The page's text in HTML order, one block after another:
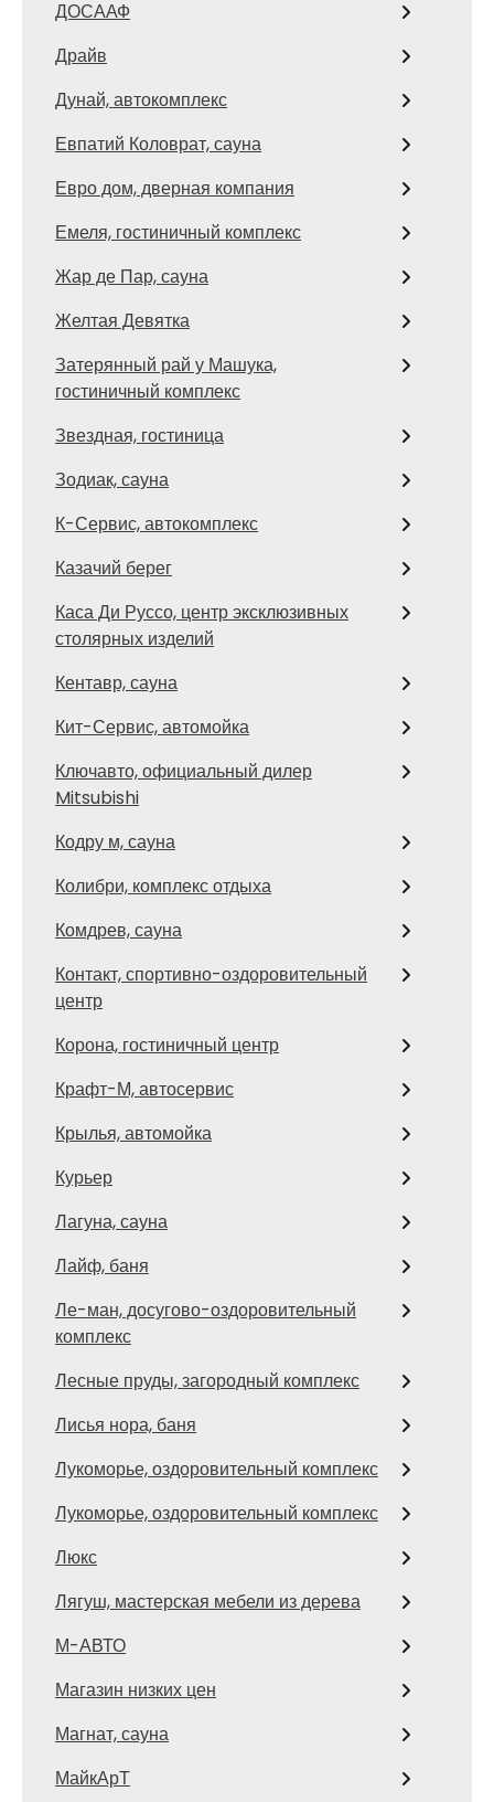
ДОСААФ
Драйв
Дунай, автокомплекс
Евпатий Коловрат, сауна
Евро дом, дверная компания
Емеля, гостиничный комплекс
Жар де Пар, сауна
Желтая Девятка
Затерянный рай у Машука,
гостиничный комплекс
Звездная, гостиница
Зодиак, сауна
К-Сервис, автокомплекс
Казачий берег
Каса Ди Руссо, центр эксклюзивных
столярных изделий
Кентавр, сауна
Кит-Сервис, автомойка
Ключавто, официальный дилер
Mitsubishi
Кодру м, сауна
Колибри, комплекс отдыха
Комдрев, сауна
Контакт, спортивно-оздоровительный
центр
Корона, гостиничный центр
Крафт-М, автосервис
Крылья, автомойка
Курьер
Лагуна, сауна
Лайф, баня
Ле-ман, досугово-оздоровительный
комплекс
Лесные пруды, загородный комплекс
Лисья нора, баня
Лукоморье, оздоровительный комплекс
Лукоморье, оздоровительный комплекс
Люкс
Лягуш, мастерская мебели из дерева
М-АВТО
Магазин низких цен
Магнат, сауна
МайкАрТ